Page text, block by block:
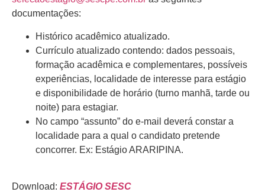
documentações:
Histórico acadêmico atualizado.
Currículo atualizado contendo: dados pessoais,
formação acadêmica e complementares, possíveis
experiências, localidade de interesse para estágio
e disponibilidade de horário (turno manhã, tarde ou
noite) para estagiar.
No campo “assunto” do e-mail deverá constar a
localidade para a qual o candidato pretende
concorrer. Ex: Estágio ARARIPINA.
Download: ESTÁGIO SESC